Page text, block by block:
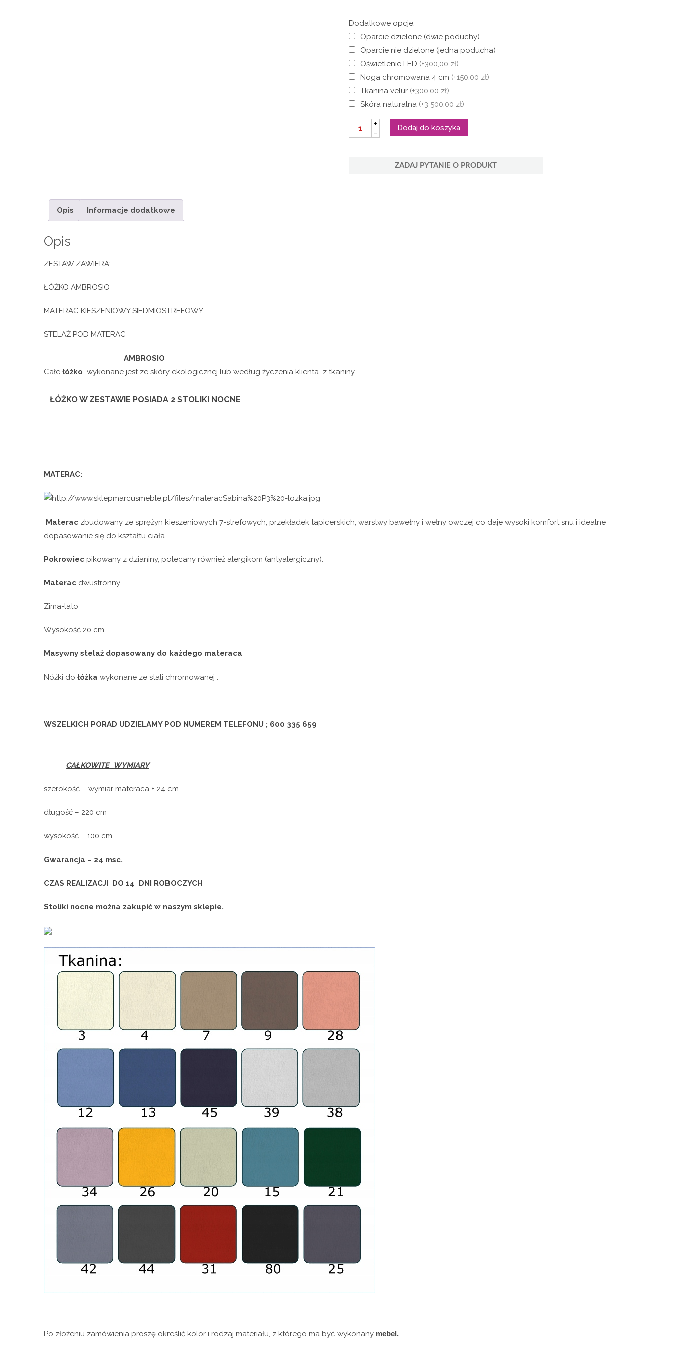
Dodatkowe opcje:
Oparcie dzielone (dwie poduchy)
Oparcie nie dzielone (jedna poducha)
Oświetlenie LED (+300,00 zł)
Noga chromowana 4 cm (+150,00 zł)
Tkanina velur (+300,00 zł)
Skóra naturalna (+3 500,00 zł)
ilość
Zestaw
AMBROSIO
+
-
Dodaj do koszyka
ZADAJ PYTANIE O PRODUKT
Opis Informacje dodatkowe
Opis
ZESTAW ZAWIERA:
ŁÓŻKO AMBROSIO
MATERAC KIESZENIOWY SIEDMIOSTREFOWY
STELAŻ POD MATERAC
AMBROSIO
Całe łóżko wykonane jest ze skóry ekologicznej lub według życzenia klienta z tkaniny .
ŁÓŻKO W ZESTAWIE POSIADA 2 STOLIKI NOCNE
MATERAC:
Materac zbudowany ze sprężyn kieszeniowych 7-strefowych, przekładek tapicerskich, warstwy bawełny i wełny owczej co daje wysoki komfort snu i idealne
dopasowanie się do kształtu ciała.
Pokrowiec pikowany z dzianiny, polecany również alergikom (antyalergiczny).
Materac dwustronny
Zima-lato
Wysokość 20 cm.
Masywny stelaż dopasowany do każdego materaca
Nóżki do łóżka wykonane ze stali chromowanej .
WSZELKICH PORAD UDZIELAMY POD NUMEREM TELEFONU ; 600 335 659
CAŁKOWITEWYMIARY
szerokość – wymiar materaca + 24 cm
długość – 220 cm
wysokość – 100 cm
Gwarancja – 24 msc.
CZAS REALIZACJI DO 14 DNI ROBOCZYCH
Stoliki nocne można zakupić w naszym sklepie.
Po złożeniu zamówienia proszę określić kolor i rodzaj materiału, z którego ma być wykonany mebel.